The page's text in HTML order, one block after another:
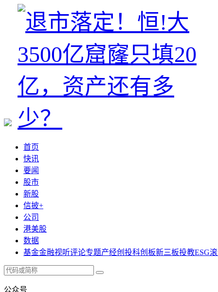
首页
快讯
要闻
股市
新股
信披+
公司
港美股
数据
基金金融视听评论专题产经创投科创板新三板投教ESG
公众号